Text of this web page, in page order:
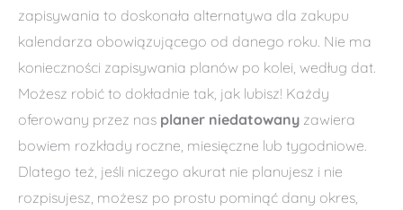
zapisywania to doskonała alternatywa dla zakupu
kalendarza obowiązującego od danego roku. Nie ma
konieczności zapisywania planów po kolei, według dat.
Możesz robić to dokładnie tak, jak lubisz! Każdy
oferowany przez nas planer niedatowany zawiera
bowiem rozkłady roczne, miesięczne lub tygodniowe.
Dlatego też, jeśli niczego akurat nie planujesz i nie
rozpisujesz, możesz po prostu pominąć dany okres,